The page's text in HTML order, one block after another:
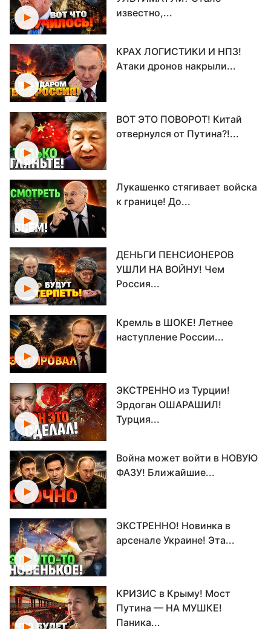
известно,...
КРАХ ЛОГИСТИКИ И НПЗ!
Атаки дронов накрыли...
ВОТ ЭТО ПОВОРОТ! Китай
отвернулся от Путина?!...
Лукашенко стягивает войска
к границе! До...
ДЕНЬГИ ПЕНСИОНЕРОВ
УШЛИ НА ВОЙНУ! Чем
Россия...
Кремль в ШОКЕ! Летнее
наступление России...
ЭКСТРЕННО из Турции!
Эрдоган ОШАРАШИЛ!
Турция...
Война может войти в НОВУЮ
ФАЗУ! Ближайшие...
ЭКСТРЕННО! Новинка в
арсенале Украине! Эта...
КРИЗИС в Крыму! Мост
Путина — НА МУШКЕ!
Паника...